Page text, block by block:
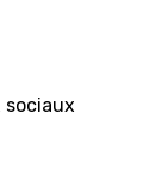
sociaux